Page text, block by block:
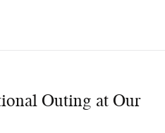
Outing at Our